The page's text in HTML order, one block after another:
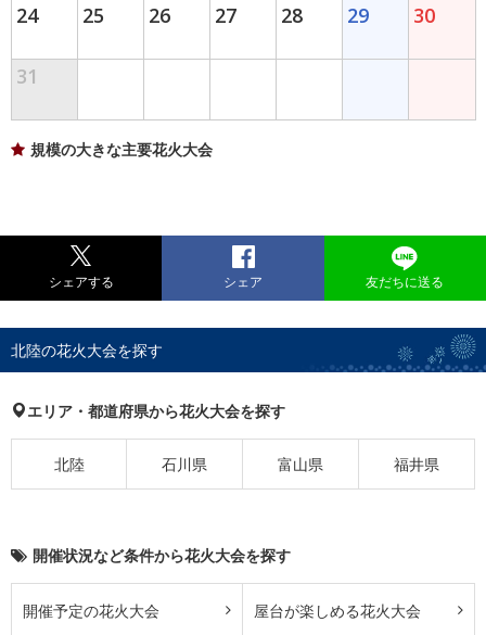
24 25 26 27 28 29 30
31
規模の大きな主要花火大会
シェアする シェア 友だちに送る
北陸の花火大会を探す
エリア・都道府県から花火大会を探す
北陸 石川県 富山県 福井県
開催状況など条件から花火大会を探す
開催予定の花火大会 屋台が楽しめる花火大会